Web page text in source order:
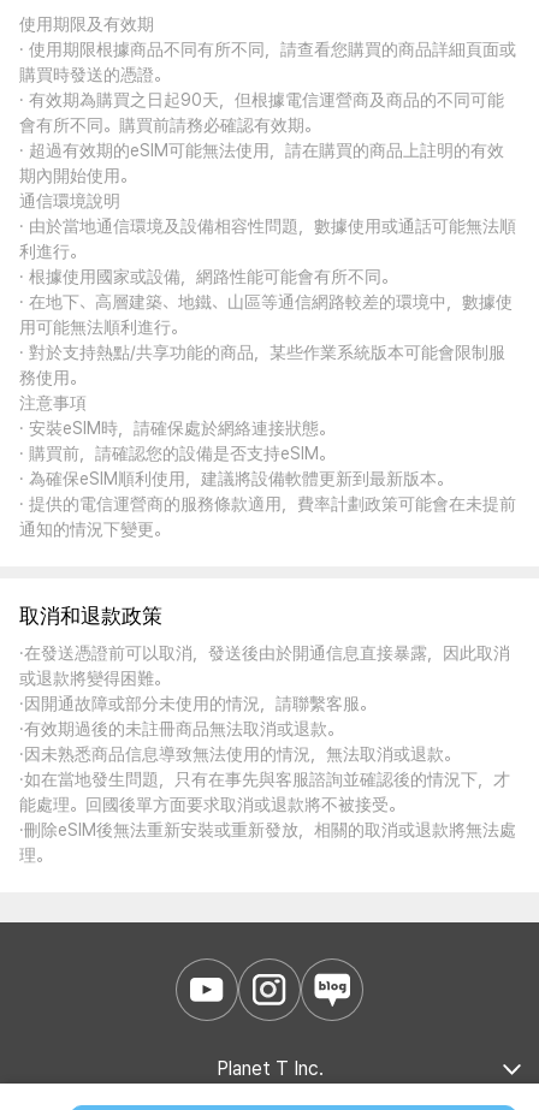
使用期限及有效期
· 使用期限根據商品不同有所不同，請查看您購買的商品詳細頁面或
購買時發送的憑證。
· 有效期為購買之日起90天，但根據電信運營商及商品的不同可能
會有所不同。購買前請務必確認有效期。
· 超過有效期的eSIM可能無法使用，請在購買的商品上註明的有效
期內開始使用。
通信環境說明
· 由於當地通信環境及設備相容性問題，數據使用或通話可能無法順
利進行。
· 根據使用國家或設備，網路性能可能會有所不同。
· 在地下、高層建築、地鐵、山區等通信網路較差的環境中，數據使
用可能無法順利進行。
· 對於支持熱點/共享功能的商品，某些作業系統版本可能會限制服
務使用。
注意事項
· 安裝eSIM時，請確保處於網絡連接狀態。
· 購買前，請確認您的設備是否支持eSIM。
· 為確保eSIM順利使用，建議將設備軟體更新到最新版本。
· 提供的電信運營商的服務條款適用，費率計劃政策可能會在未提前
通知的情況下變更。
取消和退款政策
·在發送憑證前可以取消，發送後由於開通信息直接暴露，因此取消
或退款將變得困難。
·因開通故障或部分未使用的情況，請聯繫客服。
·有效期過後的未註冊商品無法取消或退款。
·因未熟悉商品信息導致無法使用的情況，無法取消或退款。
·如在當地發生問題，只有在事先與客服諮詢並確認後的情況下，才
能處理。回國後單方面要求取消或退款將不被接受。
·刪除eSIM後無法重新安裝或重新發放，相關的取消或退款將無法處
理。
Planet T Inc.